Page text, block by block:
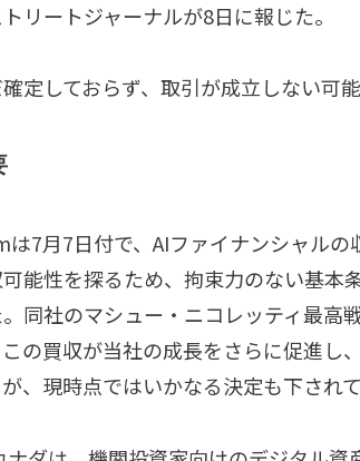
リートジャーナルが8日に報じた。
定しておらず、取引が成立しない可
7月7日付で、AIファイナンシャルの
能性を探るため、拘束力のない基本
同社のマシュー・ニコレッティ最高
の買収が当社の成長をさらに促進し
、現時点ではいかなる決定も下され